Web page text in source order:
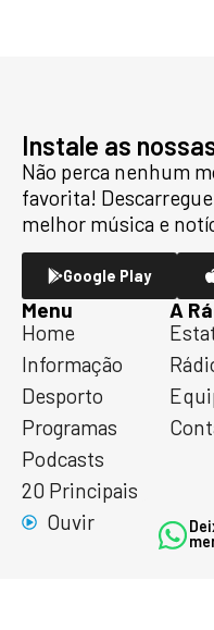
Instale as
Não perca nenhum
favorita!
melhor música e
Google Play
Menu
Home
Informação
Desporto
Programas
Podcasts
20 Principais
Ouvir
A